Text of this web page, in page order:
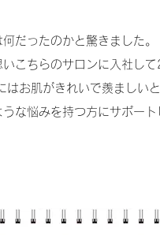
だったのかと驚きました。
こちらのサロンに入社して
お肌がきれいで羨ましいと
な悩みを持つ方にサポー